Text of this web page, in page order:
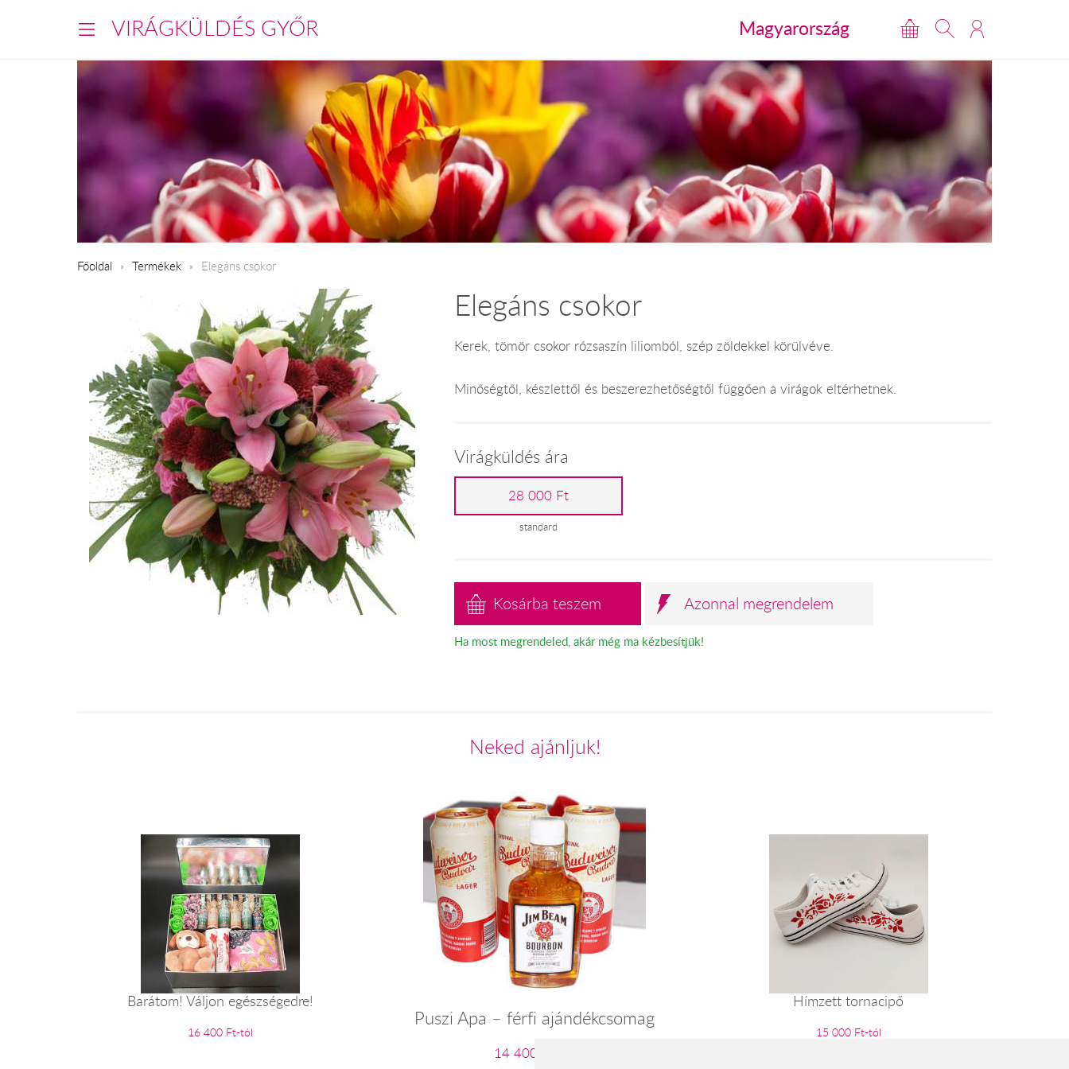
VIRÁGKÜLDÉS GYŐR Magyarország
Főoldal Termékek Elegáns csokor
Elegáns csokor
Kerek, tömör csokor rózsaszín liliomból, szép zöldekkel körülvéve.
Minőségtől, készlettől és beszerezhetőségtől függően a virágok eltérhetnek.
Virágküldés ára
28 000 Ft
standard
Kosárba teszem Azonnal megrendelem
Ha most megrendeled, akár még ma kézbesítjük!
Neked ajánljuk!
Barátom! Váljon egészségedre!
16 400 Ft-tól
Puszi Apa – férfi ajándékcsomag
14 400 Ft-tól
Hímzett tornacipő
15 000 Ft-tól